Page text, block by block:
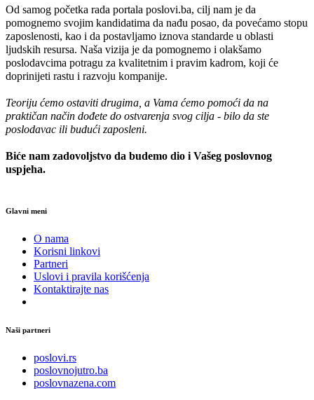
Od samog početka rada portala poslovi.ba, cilj nam je da
pomognemo svojim kandidatima da nađu posao, da povećamo stopu
zaposlenosti, kao i da postavljamo iznova standarde u oblasti
ljudskih resursa. Naša vizija je da pomognemo i olakšamo
poslodavcima potragu za kvalitetnim i pravim kadrom, koji će
doprinijeti rastu i razvoju kompanije.
Teoriju ćemo ostaviti drugima, a Vama ćemo pomoći da na
praktičan način dođete do ostvarenja svog cilja - bilo da ste
poslodavac ili budući zaposleni.
Biće nam zadovoljstvo da budemo dio i Vašeg poslovnog
uspjeha.
Glavni meni
O nama
Korisni linkovi
Partneri
Uslovi i pravila korišćenja
Kontaktirajte nas
Naši partneri
poslovi.rs
poslovnojutro.ba
poslovnazena.com